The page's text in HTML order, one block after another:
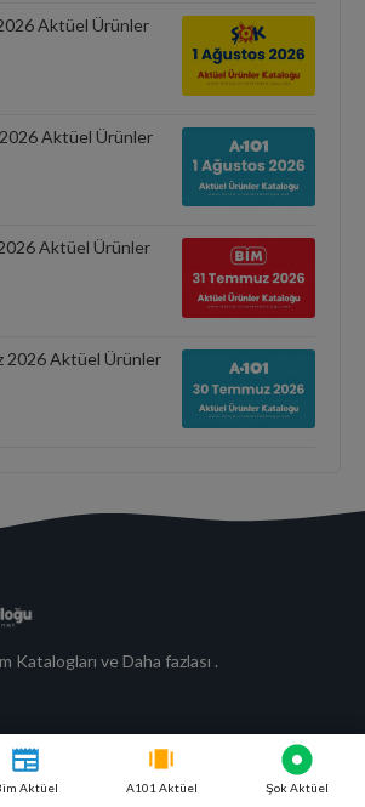
Aktüel Ürünler
Aktüel Ürünler
Aktüel Ürünler
2026 Aktüel Ürünler
ve Daha fazlası .
Aktüel A101 Aktüel Şok Aktüel